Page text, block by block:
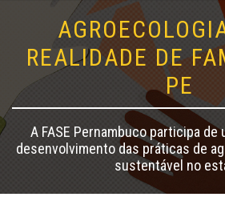
REALIDADE DE
PE
A FASE Pernambuco participa de
desenvolvimento das práticas de
sustentável no